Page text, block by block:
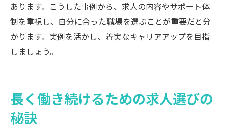
あります。こうした事例から、求人の内容やサポート体
制を重視し、自分に合った職場を選ぶことが重要だと分
かります。実例を活かし、着実なキャリアアップを目指
しましょう。
長く働き続けるための求人選びの
秘訣